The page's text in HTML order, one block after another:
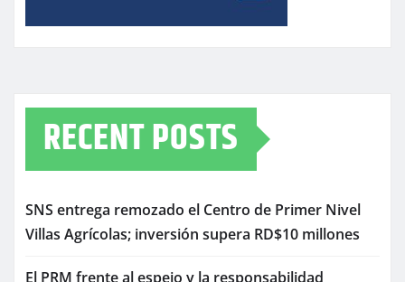
RECENT POSTS
SNS entrega remozado el Centro de Primer Nivel
Villas Agrícolas; inversión supera RD$10 millones
El PRM frente al espejo y la responsabilidad